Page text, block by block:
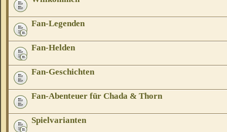
Fan-Legenden
Fan-Helden
Fan-Geschichten
Fan-Abenteuer für Chada & Thorn
Spielvarianten